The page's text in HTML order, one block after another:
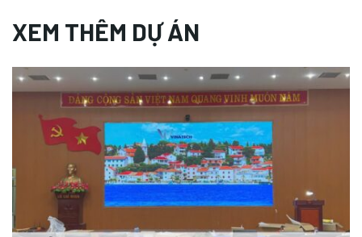
– Thiết kế tối ưu: rất mỏng và có trọng lượng nhẹ dễ dàng
– Điều chỉnh độ sáng linh hoạt theo từng môi trường và
không gian khác nhau.
– Tích hợp nhiều tính năng: họp trực tuyến, trình chiếu hình
ảnh/video/slide/text,… kết hợp với âm thanh và ánh sáng
cho ra hiệu ứng vô cùng tuyệt vời.
Nhược điểm về màn hình LED P2 trong nhà
XEM THÊM DỰ ÁN